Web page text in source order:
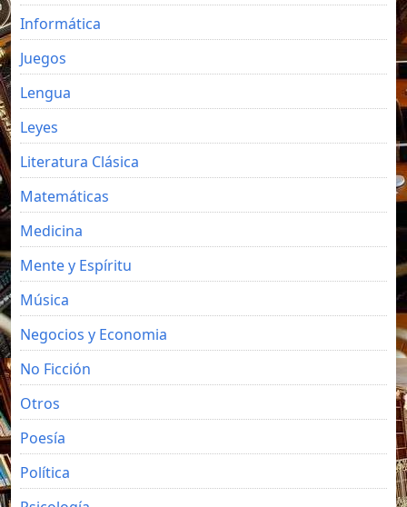
Informática
Juegos
Lengua
Leyes
Literatura Clásica
Matemáticas
Medicina
Mente y Espíritu
Música
Negocios y Economia
No Ficción
Otros
Poesía
Política